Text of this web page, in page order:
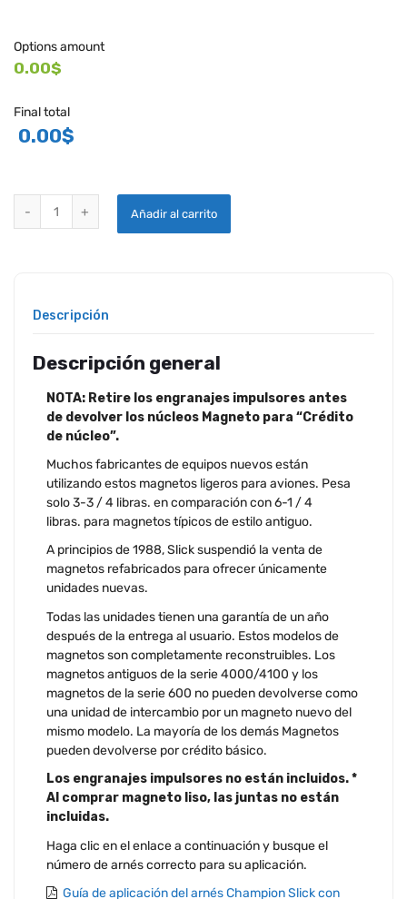
Options amount
0.00$
Final total
0.00$
CAMPEÓN NUEVA SERIE 6300 SLICK MAGNETOS quantity
Añadir al carrito
Descripción
Descripción general
NOTA: Retire los engranajes impulsores antes
de devolver los núcleos Magneto para “Crédito
de núcleo”.
Muchos fabricantes de equipos nuevos están
utilizando estos magnetos ligeros para aviones. Pesa
solo 3-3 / 4 libras. en comparación con 6-1 / 4
libras. para magnetos típicos de estilo antiguo.
A principios de 1988, Slick suspendió la venta de
magnetos refabricados para ofrecer únicamente
unidades nuevas.
Todas las unidades tienen una garantía de un año
después de la entrega al usuario. Estos modelos de
magnetos son completamente reconstruibles. Los
magnetos antiguos de la serie 4000/4100 y los
magnetos de la serie 600 no pueden devolverse como
una unidad de intercambio por un magneto nuevo del
mismo modelo. La mayoría de los demás Magnetos
pueden devolverse por crédito básico.
Los engranajes impulsores no están incluidos. *
Al comprar magneto liso, las juntas no están
incluidas.
Haga clic en el enlace a continuación y busque el
número de arnés correcto para su aplicación.
Guía de aplicación del arnés Champion Slick con